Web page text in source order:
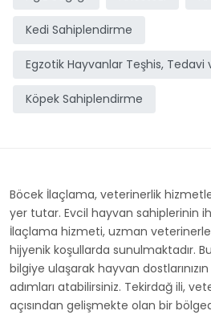
Kedi Sahiplendirme
Egzotik Hayvanlar Teşhis, Tedavi
Köpek Sahiplendirme
Böcek İlaçlama, veterinerlik
yer tutar. Evcil hayvan sahiplerinin
İlaçlama hizmeti, uzman
hijyenik koşullarda sunulmaktadır.
bilgiye ulaşarak hayvan
adımları atabilirsiniz. Tekirdağ ili,
açısından gelişmekte olan bir